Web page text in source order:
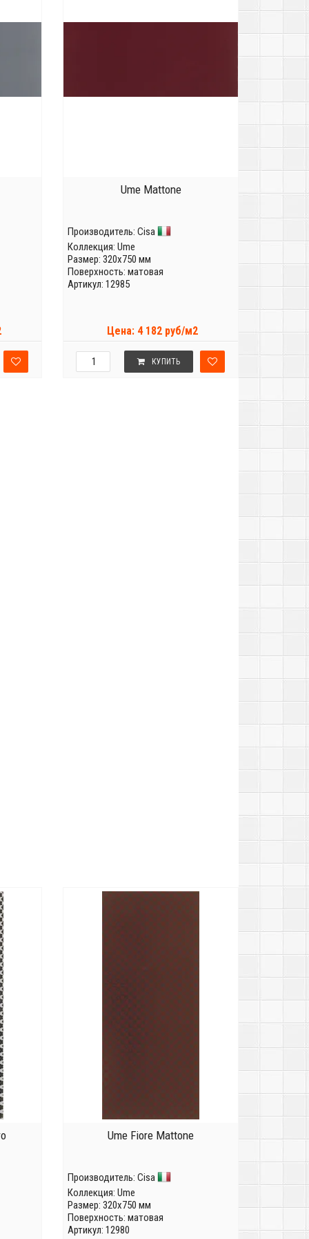
Ume Mattone
Производитель: Cisa
Коллекция: Ume
Размер: 320x750 мм
Поверхность: матовая
Артикул: 12985
Цена: 4 182 руб/м2
КУПИТЬ
Ume Fiore Mattone
Производитель: Cisa
Коллекция: Ume
Размер: 320x750 мм
Поверхность: матовая
Артикул: 12980